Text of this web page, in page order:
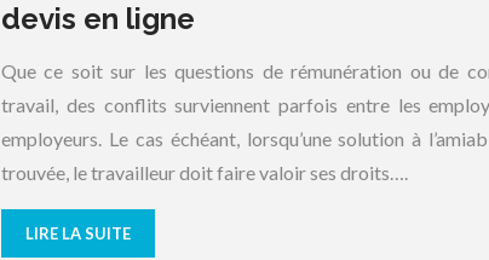
devis en ligne
Que ce soit sur les questions de rémunération ou de
travail, des conflits surviennent parfois entre les
employeurs. Le cas échéant, lorsqu’une solution à
trouvée, le travailleur doit faire valoir ses droits….
LIRE LA SUITE